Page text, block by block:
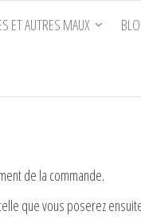
ET AUTRES MAUX
de la commande.
que vous poserez